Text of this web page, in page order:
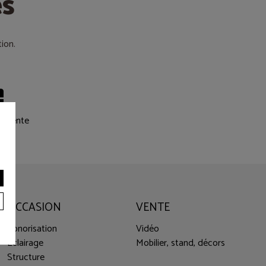
vente
OCCASION
Sonorisation
Eclairage
Structure
VENTE
Vidéo
Mobilier, stand, décors